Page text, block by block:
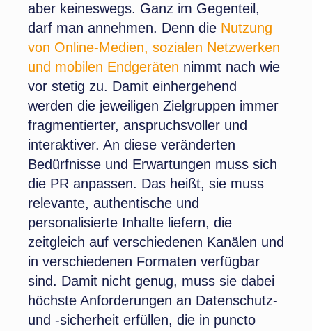
aber keineswegs. Ganz im Gegenteil,
darf man annehmen. Denn die Nutzung
von Online-Medien, sozialen Netzwerken
und mobilen Endgeräten nimmt nach wie
vor stetig zu. Damit einhergehend
werden die jeweiligen Zielgruppen immer
fragmentierter, anspruchsvoller und
interaktiver. An diese veränderten
Bedürfnisse und Erwartungen muss sich
die PR anpassen. Das heißt, sie muss
relevante, authentische und
personalisierte Inhalte liefern, die
zeitgleich auf verschiedenen Kanälen und
in verschiedenen Formaten verfügbar
sind. Damit nicht genug, muss sie dabei
höchste Anforderungen an Datenschutz-
und -sicherheit erfüllen, die in puncto